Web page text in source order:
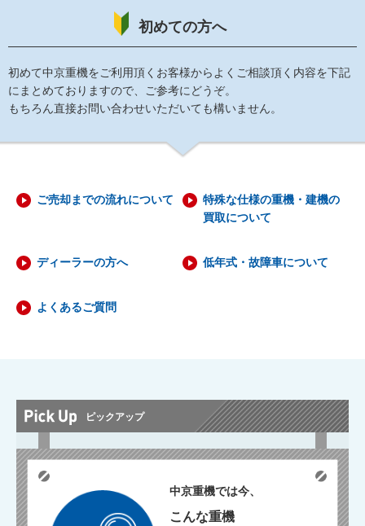
初めての方へ
初めて中京重機をご利用頂くお客様からよくご相談頂く内容を下記
にまとめておりますので、ご参考にどうぞ。
もちろん直接お問い合わせいただいても構いません。
ご売却までの流れについて
特殊な仕様の重機・建機の
買取について
ディーラーの方へ 低年式・故障車について
よくあるご質問
ピックアップ
中京重機では今、
こんな重機